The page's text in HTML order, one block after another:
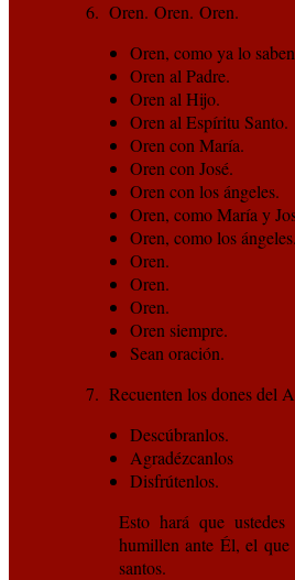
6. Oren. Oren. Oren.
Oren, como ya lo
Oren al Padre.
Oren al Hijo.
Oren al Espíritu Santo.
Oren con María.
Oren con José.
Oren con los ángeles.
Oren, como María y
Oren, como los ángeles.
Oren.
Oren.
Oren.
Oren siempre.
Sean oración.
7. Recuenten los dones del
Descúbranlos.
Agradézcanlos
Disfrútenlos.
Esto hará que
humillen ante Él, el
santos.